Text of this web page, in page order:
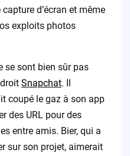
d’écran et même
exploits photos
se sont bien sûr pas
Snapchat. Il
coupé le gaz à son app
des URL pour des
entre amis. Bier, qui a
sur son projet, aimerait